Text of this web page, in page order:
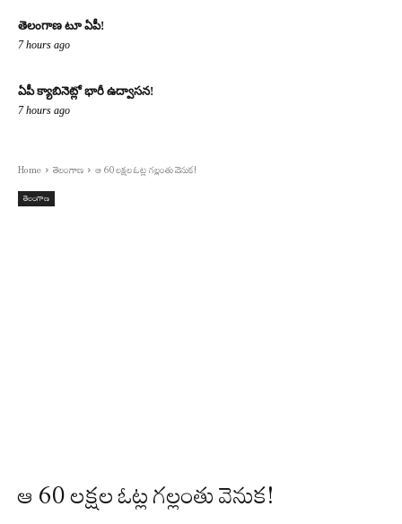
తెలంగాణ టూ ఏపీ!
7 hours ago
ఏపీ క్యాబినెట్లో భారీ ఉద్వాసన!
7 hours ago